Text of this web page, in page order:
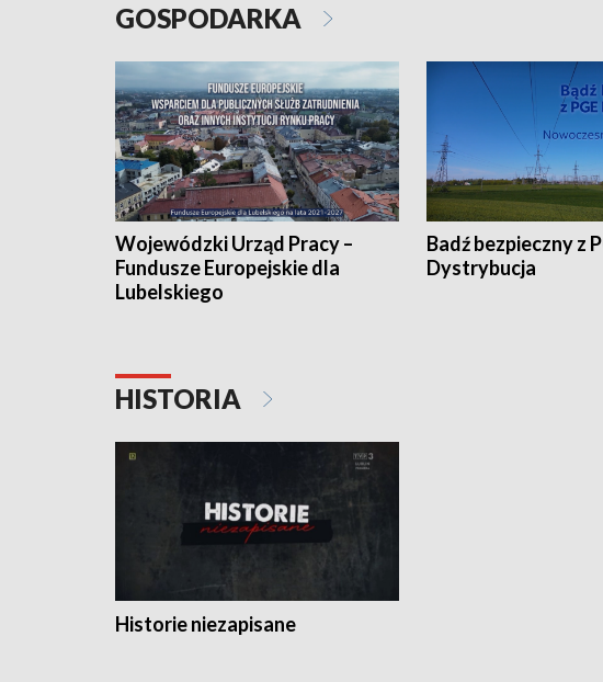
GOSPODARKA
Wojewódzki Urząd Pracy –
Fundusze Europejskie dla
Lubelskiego
Badź bezpieczny z
Dystrybucja
HISTORIA
Historie niezapisane